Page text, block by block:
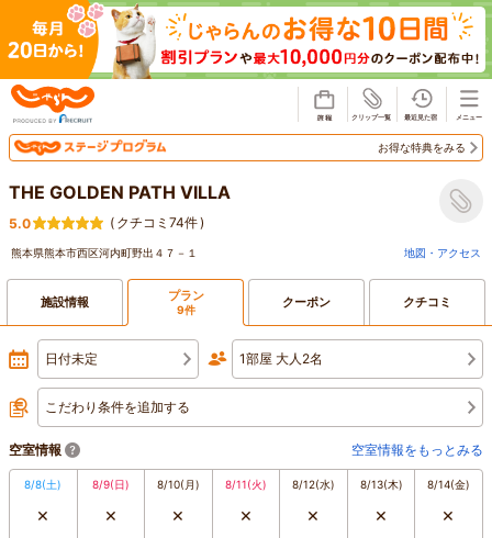
お得な特典をみる
THE GOLDEN PATH VILLA
5.0 ( クチコミ74件)
熊本県熊本市西区河内町野出４７－１ 地図・アクセス
施設情報 プラン
9件 クーポン クチコミ
日付未定 1部屋 大人2名
こだわり条件を追加する
空室情報 空室情報をもっとみる
8/8(土)
×
8/9(日)
×
8/10(月)
×
8/11(火)
×
8/12(水)
×
8/13(木)
×
8/14(金)
×